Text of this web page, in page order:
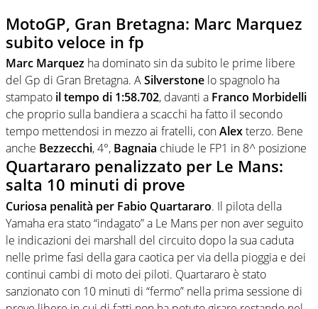
MotoGP, Gran Bretagna: Marc Marquez
subito veloce in fp
Marc Marquez ha dominato sin da subito le prime libere
del Gp di Gran Bretagna. ASilverstone lo spagnolo ha
stampato il tempo di 1:58.702, davanti a Franco Morbidelli
che proprio sulla bandiera a scacchi ha fatto il secondo
tempo mettendosi in mezzo ai fratelli, conAlexterzo. Bene
anche Bezzecchi, 4°, Bagnaia chiude le FP1 in 8^ posizione
Quartararo penalizzato per Le Mans:
salta 10 minuti di prove
Curiosa penalità per Fabio Quartararo. Il pilota della
Yamaha era stato “indagato” a Le Mans per non aver seguito
le indicazioni dei marshall del circuito dopo la sua caduta
nelle prime fasi della gara caotica per via della pioggia e dei
continui cambi di moto dei piloti. Quartararo è stato
sanzionato con 10 minuti di “fermo” nella prima sessione di